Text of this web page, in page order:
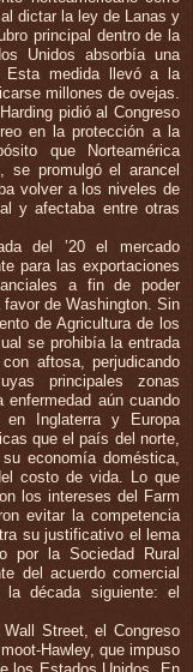
dictar la ley de Lanas y
principal dentro de la
Unidos absorbía una
Esta medida llevó a la
millones de ovejas.
pidió al Congreso
en la protección a la
que Norteamérica
se promulgó el arancel
volver a los niveles de
y afectaba entre otras
del ’20 el mercado
para las exportaciones
a fin de poder
de Washington. Sin
de Agricultura de los
se prohibía la entrada
aftosa, perjudicando
principales zonas
aún cuando
en Inglaterra y Europa
que el país del norte,
economía doméstica,
costo de vida. Lo que
los intereses del Farm
evitar la competencia
su justificativo el lema
por la Sociedad Rural
del acuerdo comercial
década siguiente: el
Street, el Congreso
Hawley, que impuso